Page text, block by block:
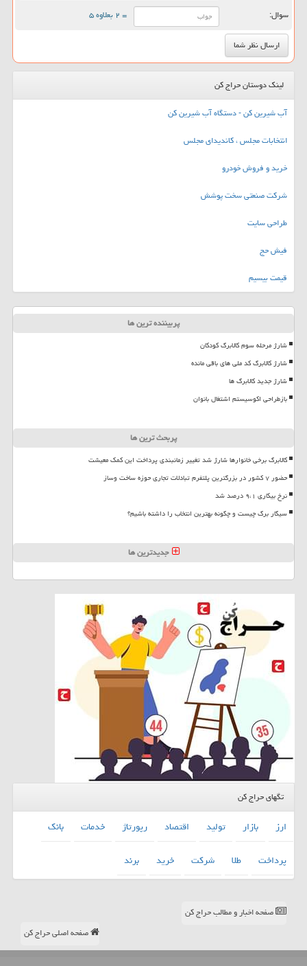
سوال: = ۲ بعلاوه ۵
لینک دوستان حراج کن
آب شیرین کن - دستگاه آب شیرین کن
انتخابات مجلس ، کاندیدای مجلس
خرید و فروش خودرو
شرکت صنعتی سخت پوشش
طراحی سایت
فیش حج
قیمت بیسیم
پربیننده ترین ها
شارژ مرحله سوم کالابرگ کودکان
شارژ کالابرگ کد ملی های باقی مانده
شارژ جدید کالابرگ ها
بازطراحی اکوسیستم اشتغال بانوان
پربحث ترین ها
کالابرگ برخی خانوارها شارژ شد تغییر زمانبندی پرداخت این کمک معیشت
حضور ۷ کشور در بزرگترین پلتفرم تبادلات تجاری حوزه ساخت وساز
نرخ بیکاری ۹،۱ درصد شد
سیگار برگ چیست و چگونه بهترین انتخاب را داشته باشیم؟
جدیدترین ها
تگهای حراج کن
ارز بازار تولید اقتصاد رپورتاژ خدمات
بانك
پرداخت
طلا شركت خرید برند
صفحه اخبار و مطالب حراج کن
صفحه اصلی حراج کن